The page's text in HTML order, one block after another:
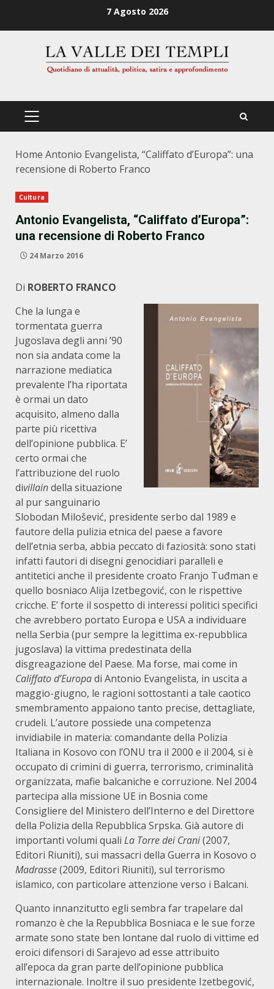
7 Agosto 2026
PRIMÄRES
Home Antonio Evangelista, “Califfato d’Europa”: una
recensione di Roberto Franco
Cultura
Antonio Evangelista, “Califfato d’Europa”:
una recensione di Roberto Franco
24 Marzo 2016
Di ROBERTO FRANCO
Che la lunga e
tormentata guerra
Jugoslava degli anni ’90
non sia andata come la
narrazione mediatica
prevalente l’ha riportata
è ormai un dato
acquisito, almeno dalla
parte più ricettiva
dell’opinione pubblica. E’
certo ormai che
l’attribuzione del ruolo
divillaindella situazione
al pur sanguinario
Slobodan Milošević, presidente serbo dal 1989 e
fautore della pulizia etnica del paese a favore
dell’etnia serba, abbia peccato di faziosità: sono stati
infatti fautori di disegni genocidiari paralleli e
antitetici anche il presidente croato Franjo Tuđman e
quello bosniaco Alija Izetbegović, con le rispettive
cricche. E’ forte il sospetto di interessi politici specifici
che avrebbero portato Europa e USA a individuare
nella Serbia (pur sempre la legittima ex-repubblica
jugoslava) la vittima predestinata della
disgreagazione del Paese. Ma forse, mai come in
Califfato d’Europadi Antonio Evangelista, in uscita a
maggio-giugno, le ragioni sottostanti a tale caotico
smembramento appaiono tanto precise, dettagliate,
crudeli. L’autore possiede una competenza
invidiabile in materia: comandante della Polizia
Italiana in Kosovo con l’ONU tra il 2000 e il 2004, si è
occupato di crimini di guerra, terrorismo, criminalità
organizzata, mafie balcaniche e corruzione. Nel 2004
partecipa alla missione UE in Bosnia come
Consigliere del Ministero dell’Interno e del Direttore
della Polizia della Repubblica Srpska. Già autore di
importanti volumi quali La Torre dei Crani(2007,
Editori Riuniti), sui massacri della Guerra in Kosovo o
Madrasse(2009, Editori Riuniti), sul terrorismo
islamico, con particolare attenzione verso i Balcani.
Quanto innanzitutto egli sembra far trapelare dal
romanzo è che la Repubblica Bosniaca e le sue forze
armate sono state ben lontane dal ruolo di vittime ed
eroici difensori di Sarajevo ad esse attribuito
all’epoca da gran parte dell’opinione pubblica
internazionale. Inoltre il suo presidente Izetbegović,